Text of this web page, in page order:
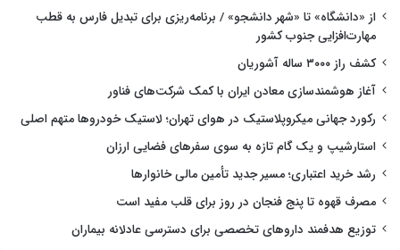
از «دانشگاه» تا «شهر دانشجو» / برنامه‌ریزی برای تبدیل فارس به قطب
مهارت‌افزایی جنوب کشور
کشف راز ۳۰۰۰ ساله آشوریان
آغاز هوشمندسازی معادن ایران با کمک شرکت‌های فناور
رکورد جهانی میکروپلاستیک در هوای تهران؛ لاستیک خودروها متهم اصلی
استارشیپ و یک گام تازه به سوی سفرهای فضایی ارزان
رشد خرید اعتباری؛ مسیر جدید تأمین مالی خانوارها
مصرف قهوه تا پنج فنجان در روز برای قلب مفید است
توزیع هدفمند داروهای تخصصی برای دسترسی عادلانه بیماران